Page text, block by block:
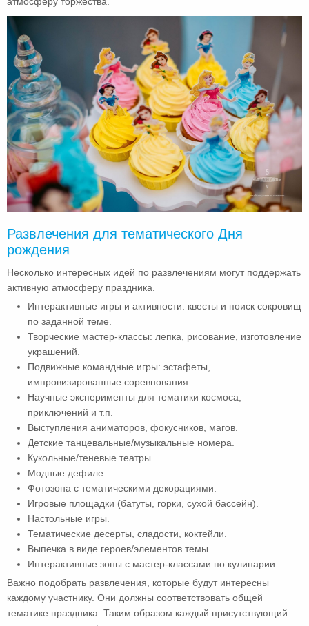
Развлечения для тематического Дня
рождения
Несколько интересных идей по развлечениям могут поддержать
активную атмосферу праздника.
Интерактивные игры и активности: квесты и поиск сокровищ
по заданной теме.
Творческие мастер-классы: лепка, рисование, изготовление
украшений.
Подвижные командные игры: эстафеты,
импровизированные соревнования.
Научные эксперименты для тематики космоса,
приключений и т.п.
Выступления аниматоров, фокусников, магов.
Детские танцевальные/музыкальные номера.
Кукольные/теневые театры.
Модные дефиле.
Фотозона с тематическими декорациями.
Игровые площадки (батуты, горки, сухой бассейн).
Настольные игры.
Тематические десерты, сладости, коктейли.
Выпечка в виде героев/элементов темы.
Интерактивные зоны с мастер-классами по кулинарии
Важно подобрать развлечения, которые будут интересны
каждому участнику. Они должны соответствовать общей
тематике праздника. Таким образом каждый присутствующий